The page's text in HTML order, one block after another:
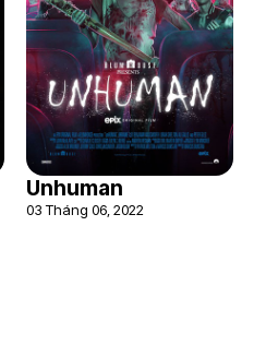
Unhuman
03 Tháng 06, 2022